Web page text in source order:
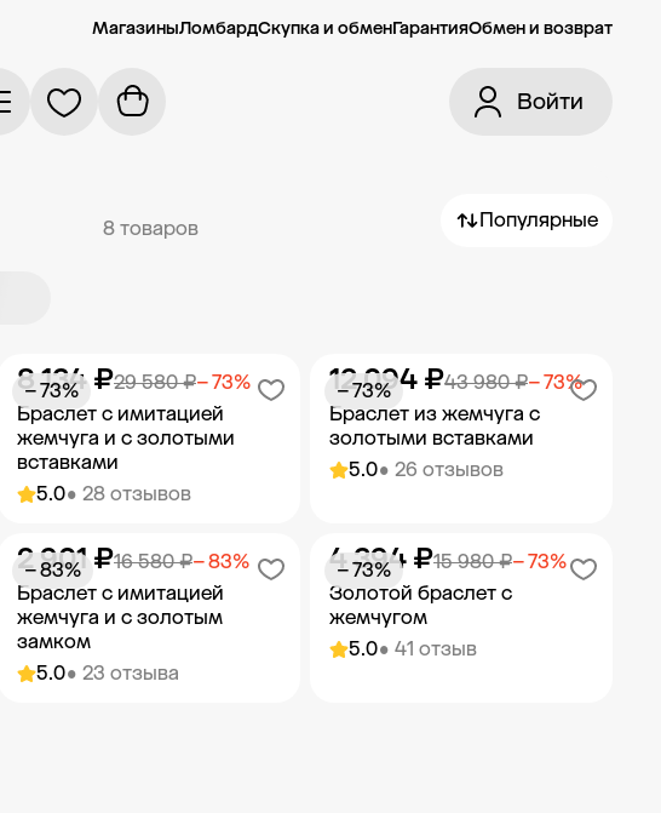
МагазиныЛомбардСкупка и обменГарантияОбмен и возврат
Войти
8 товаров Популярные
5.0• 28 отзывов
Браслет с имитацией
жемчуга и с золотыми
вставками
29 580 ₽− 73%
8 134 ₽
− 73%
Добавить в корзину
5.0• 26 отзывов
Браслет из жемчуга с
золотыми вставками
43 980 ₽− 73%
12 094 ₽
− 73%
Добавить в корзину
5.0• 23 отзыва
Браслет с имитацией
жемчуга и с золотым
замком
16 580 ₽− 83%
2 901 ₽
− 83%
5.0• 41 отзыв
Золотой браслет с
жемчугом
15 980 ₽− 73%
4 394 ₽
− 73%